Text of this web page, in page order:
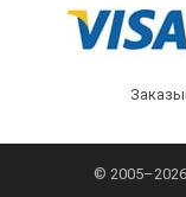
© 2005–2026